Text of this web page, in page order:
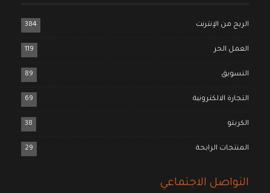
الربح من الإنترنت 384
العمل الحر 119
التسويق 89
التجارة الالكترونية 69
الكربتو 38
المنتجات الرابحة 29
التواصل الاجتماعي